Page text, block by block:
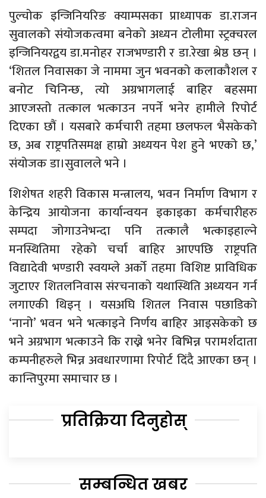
पुल्चोक इन्जिनियरिङ क्याम्पसका प्राध्यापक डा.राजन
सुवालको संयोजकत्वमा बनेको अध्यन टोलीमा स्ट्रक्चरल
इन्जिनियरद्वय डा.मनोहर राजभण्डारी र डा.रेखा श्रेष्ठ छन् ।
‘शितल निवासका जे नाममा जुन भवनको कलाकौशल र
बनोट चिनिन्छ, त्यो अग्रभागलाई बाहिर बहसमा
आएजस्तो तत्काल भत्काउन नपर्ने भनेर हामीले रिपोर्ट
दिएका छौं । यसबारे कर्मचारी तहमा छलफल भैसकेको
छ, अब राष्ट्रपतिसमक्ष हाम्रो अध्ययन पेश हुने भएको छ,’
संयोजक डा।सुवालले भने ।
शिशेषत शहरी विकास मन्त्रालय, भवन निर्माण विभाग र
केन्द्रिय आयोजना कार्यान्वयन इकाइका कर्मचारीहरु
सम्पदा जोगाउनेभन्दा पनि तत्कालै भत्काइहाल्ने
मनस्थितिमा रहेको चर्चा बाहिर आएपछि राष्ट्रपति
विद्यादेवी भण्डारी स्वयम्ले अर्को तहमा विशिष्ट प्राविधिक
जुटाएर शितलनिवास संरचनाको यथास्थिति अध्ययन गर्न
लगाएकी थिइन् । यसअघि शितल निवास पछाडिको
‘नानो’ भवन भने भत्काइने निर्णय बाहिर आइसकेको छ
भने अग्रभाग भत्काउने कि राख्ने भनेर बिभिन्न परामर्शदाता
कम्पनीहरुले भिन्न अवधारणामा रिपोर्ट दिंदै आएका छन् ।
कान्तिपुरमा समाचार छ ।
प्रतिक्रिया दिनुहोस्
सम्बन्धित खबर